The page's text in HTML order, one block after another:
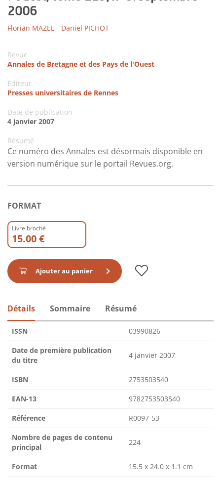
2006
Florian MAZEL, Daniel PICHOT
Revue
Annales de Bretagne et des Pays de l'Ouest
Editeur
Presses universitaires de Rennes
Date de publication
4 janvier 2007
Résumé
Ce numéro des Annales est désormais disponible en
version numérique sur le portail Revues.org.
FORMAT
Livre broché
15.00 €
Ajouter au panier
Détails Sommaire Résumé
ISSN 03990826
Date de première publication
du titre
4 janvier 2007
ISBN 2753503540
EAN-13 9782753503540
Référence R0097-53
Nombre de pages de contenu
principal
224
Format 15.5 x 24.0 x 1.1 cm